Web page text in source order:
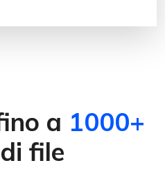
a 1000+
file